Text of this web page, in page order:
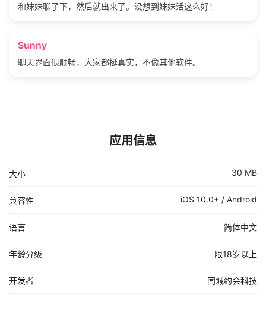
和妹妹聊了下，然后就出来了。没想到妹妹活这么好！
Sunny
聊天界面很顺畅，大家都挺真实，不像其他软件。
应用信息
大小 30 MB
兼容性 iOS 10.0+ / Android
语言 简体中文
年龄分级 限18岁以上
开发者 同城约会科技